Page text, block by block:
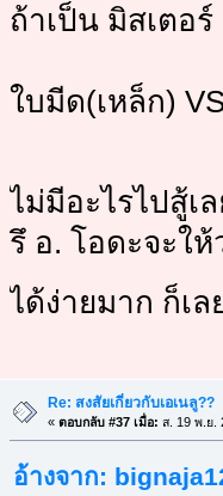
ถ้าเป็น มิสเตอ
ใบมีด(เหล็ก)
ไม่มีอะไรไปสู้เ
รึ อ. โอดะจะใ
ได้ง่ายมาก ก็เ
Re: สงสัยเกี่ยวกับเอเนลู??
« ตอบกลับ #37 เมื่อ: ส. 19 พ.ย.
อ้างจาก: